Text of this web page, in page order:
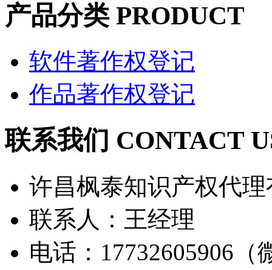
产品分类 PRODUCT
软件著作权登记
作品著作权登记
联系我们 CONTACT
许昌枫泰知识产权代
联系人：王经理
电话：17732605906（